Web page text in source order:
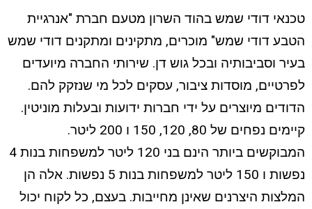
טכנאי דודי שמש בהוד השרון מטעם חברת "אנרגיית
הטבע דודי שמש" מוכרים, מתקינים ומתקנים דודי שמש
בעיר וסביבותיה ובכל גוש דן. שירותי החברה מיועדים
לפרטיים, מוסדות ציבור, עסקים לכל מי שנזקק להם.
הדודים מיוצרים על ידי חברות ידועות ובעלות מוניטין.
קיימים נפחים של 80, 120, 150 ו 200 ליטר.
המבוקשים ביותר הינם בני 120 ליטר למשפחות בנות 4
נפשות ו 150 ליטר למשפחות בנות 5 נפשות. אלה הן
המלצות היצרנים שאינן מחייבות. בעצם, כל לקוח יכול